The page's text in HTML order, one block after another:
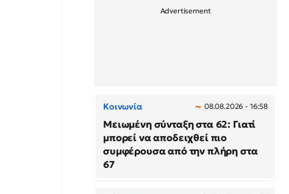
Κοινωνία 08.08.2026 - 16:58
Μειωμένη σύνταξη στα 62: Γιατί
μπορεί να αποδειχθεί πιο
συμφέρουσα από την πλήρη στα
67